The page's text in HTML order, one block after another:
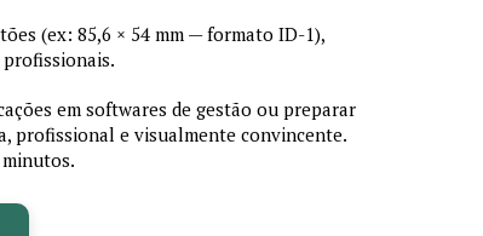
(ex: 85,6 × 54 mm — formato ID-1),
em softwares de gestão ou preparar
profissional e visualmente convincente.